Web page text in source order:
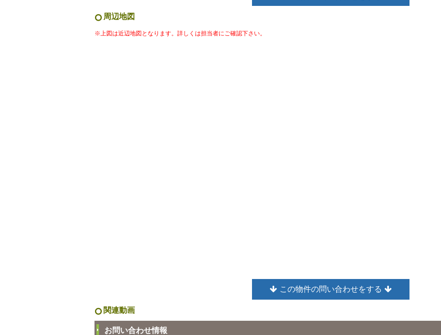
周辺地図
この物件の問い合わせをする
関連動画
お問い合わせ情報